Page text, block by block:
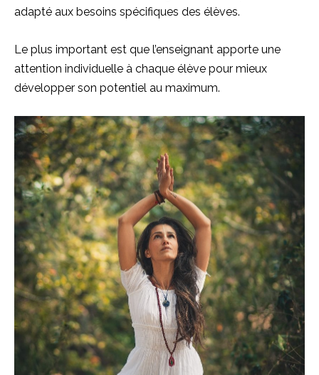
adapté aux besoins spécifiques des élèves.
Le plus important est que l’enseignant apporte une
attention individuelle à chaque élève pour mieux
développer son potentiel au maximum.